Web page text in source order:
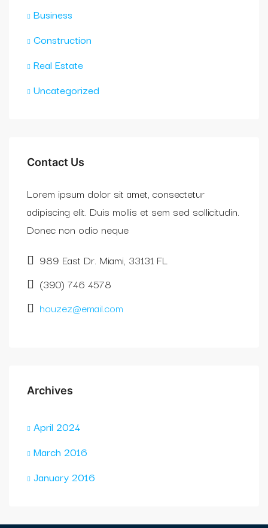
Business
Construction
Real Estate
Uncategorized
Contact Us
Lorem ipsum dolor sit amet, consectetur
adipiscing elit. Duis mollis et sem sed sollicitudin.
Donec non odio neque
989 East Dr. Miami, 33131 FL
(390) 746 4578
houzez@email.com
Archives
April 2024
March 2016
January 2016